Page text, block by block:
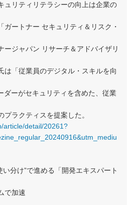
ュリティリテラシーの向上は企業の
ガートナー セキュリティ＆リスク・
ージャパン リサーチ＆アドバイザリ
は「従業員のデジタル・スキルを向
ダーがセキュリティを含めた、従業
ラクティスを提案した。
article/detail/20261?
分け”で進める「開発エキスパート
で加速